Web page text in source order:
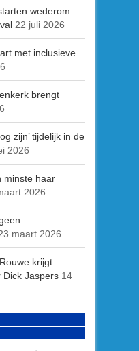
wederom
22 juli 2026
met inclusieve
brengt
zijn’ tijdelijk in de
2026
minste haar
2026
maart 2026
krijgt
Dick Jaspers 14